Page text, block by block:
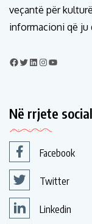
veçantë për
informacioni që ju
Në rrjete
Facebook
Twitter
Linkedin